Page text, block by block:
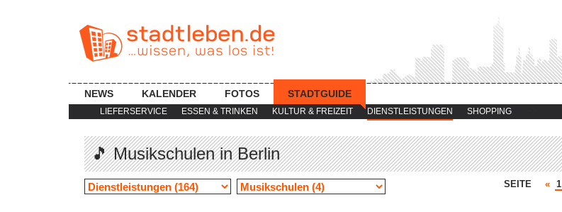
LIEFERSERVICE ESSEN & TRINKEN KULTUR & FREIZEIT DIENSTLEISTUNGEN SHOPPING
NEWS KALENDER FOTOS STADTGUIDE
🎵 Musikschulen in Berlin
SEITE « 1